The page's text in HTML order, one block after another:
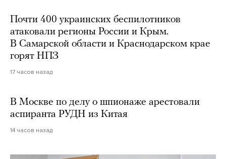
Почти 400 украинских беспилотников
атаковали регионы России и Крым.
В Самарской области и Краснодарском крае
горят НПЗ
17 часов назад
В Москве по делу о шпионаже арестовали
аспиранта РУДН из Китая
14 часов назад